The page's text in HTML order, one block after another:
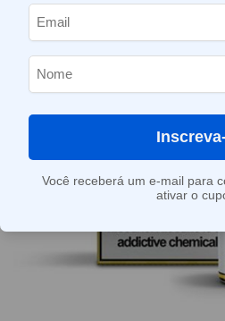
Você receberá um e-mail para
ativar o